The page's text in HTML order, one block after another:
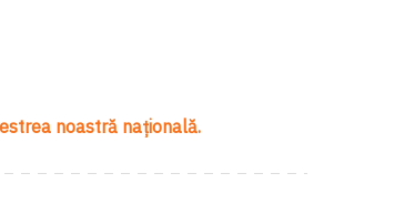
noastră naţională.